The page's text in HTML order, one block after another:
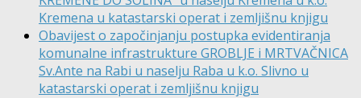
Kremena u katastarski operat i zemljišnu knjigu
Obavijest o započinjanju postupka evidentiranja
komunalne infrastrukture GROBLJE i MRTVAČNICA
Sv.Ante na Rabi u naselju Raba u k.o. Slivno u
katastarski operat i zemljišnu knjigu